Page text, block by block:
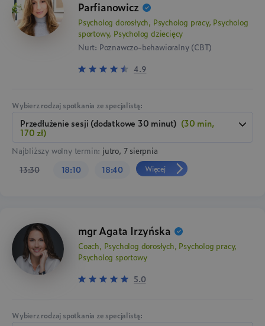
Parfianowicz
Psycholog dorosłych, Psycholog pracy, Psycholog
sportowy, Psycholog dziecięcy
Nurt: Poznawczo-behawioralny (CBT)
4.9
Wybierz rodzaj spotkania ze specjalistą:
przedłużenie sesji (dodatkowe 30 minut) (30 min,
170 zł)
Najbliższy wolny termin: jutro, 7 sierpnia
13:30
18:10 18:40 Więcej
mgr Agata Irzyńska
Coach, Psycholog dorosłych, Psycholog pracy,
Psycholog sportowy
5.0
Wybierz rodzaj spotkania ze specjalistą: